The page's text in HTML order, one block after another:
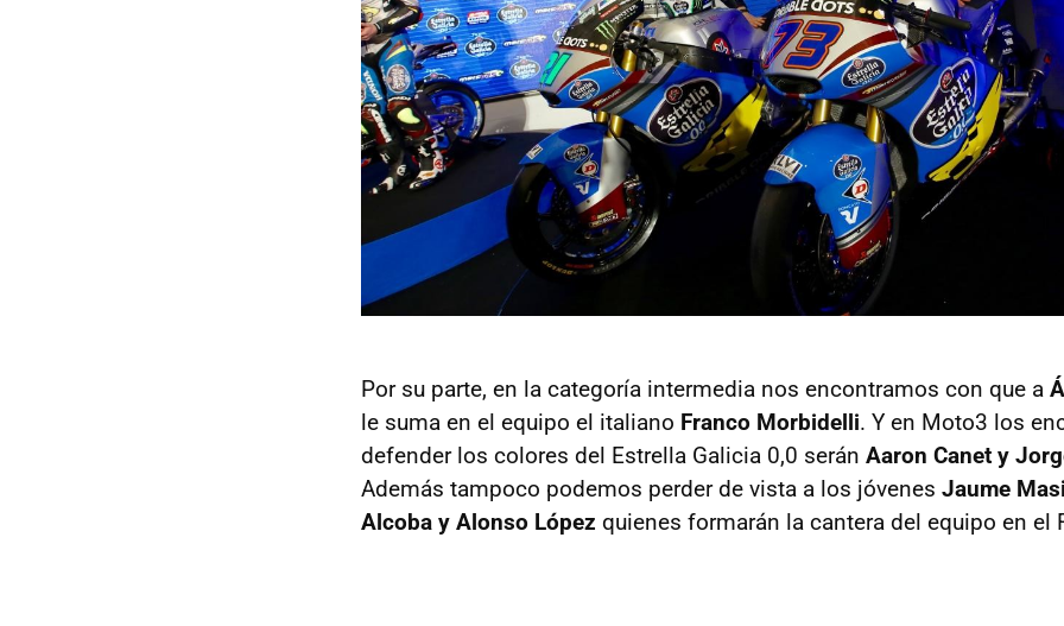
Por su parte, en la categoría intermedia nos encontramos con que a
le suma en el equipo el italiano Franco Morbidelli. Y en Moto3 los
defender los colores del Estrella Galicia 0,0 serán Aaron Canet y
Además tampoco podemos perder de vista a los jóvenes Jaume
Alcoba y Alonso López quienes formarán la cantera del equipo en el